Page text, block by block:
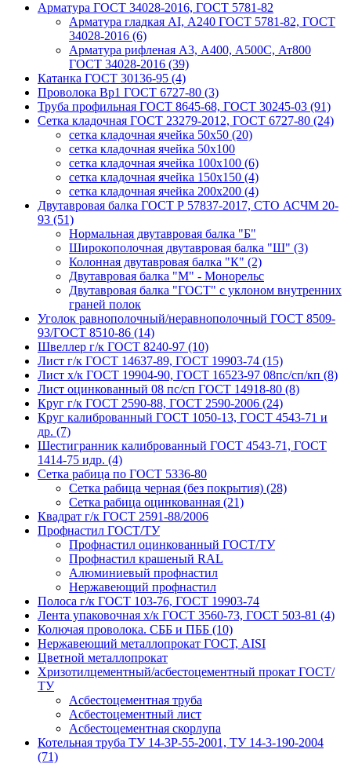
Арматура ГОСТ 34028-2016, ГОСТ 5781-82
Арматура гладкая AI, А240 ГОСТ 5781-82, ГОСТ
34028-2016 (6)
Арматура рифленая A3, А400, А500С, Ат800
ГОСТ 34028-2016 (39)
Катанка ГОСТ 30136-95 (4)
Проволока Вр1 ГОСТ 6727-80 (3)
Труба профильная ГОСТ 8645-68, ГОСТ 30245-03 (91)
Сетка кладочная ГОСТ 23279-2012, ГОСТ 6727-80 (24)
сетка кладочная ячейка 50x50 (20)
сетка кладочная ячейка 50x100
сетка кладочная ячейка 100x100 (6)
сетка кладочная ячейка 150x150 (4)
сетка кладочная ячейка 200x200 (4)
Двутавровая балка ГОСТ Р 57837-2017, СТО АСЧМ 20-
93 (51)
Нормальная двутавровая балка "Б"
Широкополочная двутавровая балка "Ш" (3)
Колонная двутавровая балка "К" (2)
Двутавровая балка "М" - Монорельс
Двутавровая балка "ГОСТ" с уклоном внутренних
граней полок
Уголок равнополочный/неравнополочный ГОСТ 8509-
93/ГОСТ 8510-86 (14)
Швеллер г/к ГОСТ 8240-97 (10)
Лист г/к ГОСТ 14637-89, ГОСТ 19903-74 (15)
Лист х/к ГОСТ 19904-90, ГОСТ 16523-97 08пс/сп/кп (8)
Лист оцинкованный 08 пс/сп ГОСТ 14918-80 (8)
Круг г/к ГОСТ 2590-88, ГОСТ 2590-2006 (24)
Круг калиброванный ГОСТ 1050-13, ГОСТ 4543-71 и
др. (7)
Шестигранник калиброванный ГОСТ 4543-71, ГОСТ
1414-75 идр. (4)
Сетка рабица по ГОСТ 5336-80
Сетка рабица черная (без покрытия) (28)
Сетка рабица оцинкованная (21)
Квадрат г/к ГОСТ 2591-88/2006
Профнастил ГОСТ/ТУ
Профнастил оцинкованный ГОСТ/ТУ
Профнастил крашеный RAL
Алюминиевый профнастил
Нержавеющий профнастил
Полоса г/к ГОСТ 103-76, ГОСТ 19903-74
Лента упаковочная х/к ГОСТ 3560-73, ГОСТ 503-81 (4)
Колючая проволока. СББ и ПББ (10)
Нержавеющий металлопрокат ГОСТ, AISI
Цветной металлопрокат
Хризотилцементный/асбестоцементный прокат ГОСТ/
ТУ
Асбестоцементная труба
Асбестоцементный лист
Асбестоцементная скорлупа
Котельная труба ТУ 14-3Р-55-2001, ТУ 14-3-190-2004
(71)